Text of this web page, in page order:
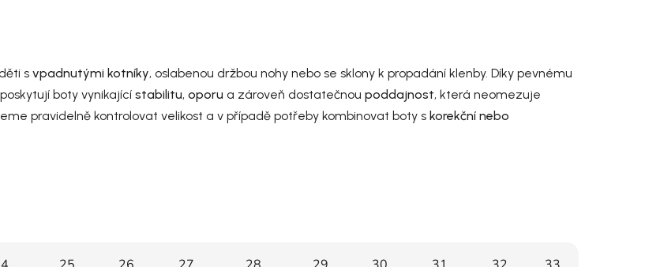
s vpadnutými kotníky, oslabenou držbou nohy nebo se sklony k propadání klenby. Díky pevnému
boty vynikající stabilitu, oporu a zároveň dostatečnou poddajnost, která neomezuje
pravidelně kontrolovat velikost a v případě potřeby kombinovat boty s korekční nebo